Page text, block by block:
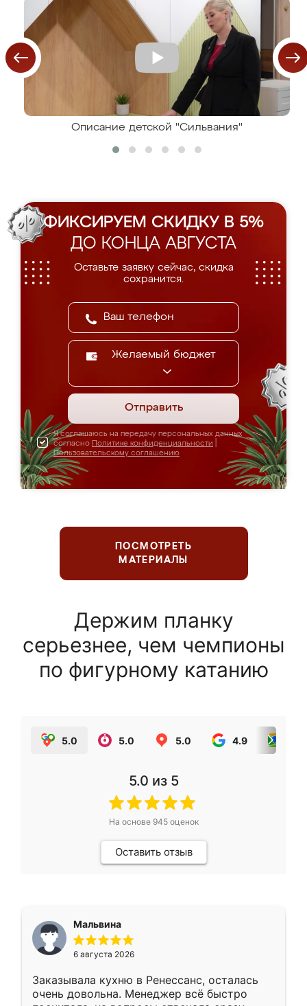
Описание детской "Сильвания"
ФИКСИРУЕМ СКИДКУ В 5%
ДО КОНЦА АВГУСТА
Оставьте заявку сейчас, скидка
сохранится.
Желаемый бюджет
Отправить
Я соглашаюсь на передачу персональных данных
согласно Политике конфиденциальности
Пользовательскому соглашению
ПОСМОТРЕТЬ
МАТЕРИАЛЫ
Держим планку
серьезнее, чем чемпионы
по фигурному катанию
5.0 5.0 5.0 4.9
5.0 из 5
На основе 945оценок
Оставить отзыв
Мальвина
6 августа 2026
Заказывала кухню в Ренессанс, осталась
очень довольна. Менеджер всё быстро